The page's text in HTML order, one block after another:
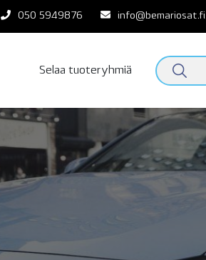
050 5949876 info@bemariosat.fi
Selaa tuoteryhmiä